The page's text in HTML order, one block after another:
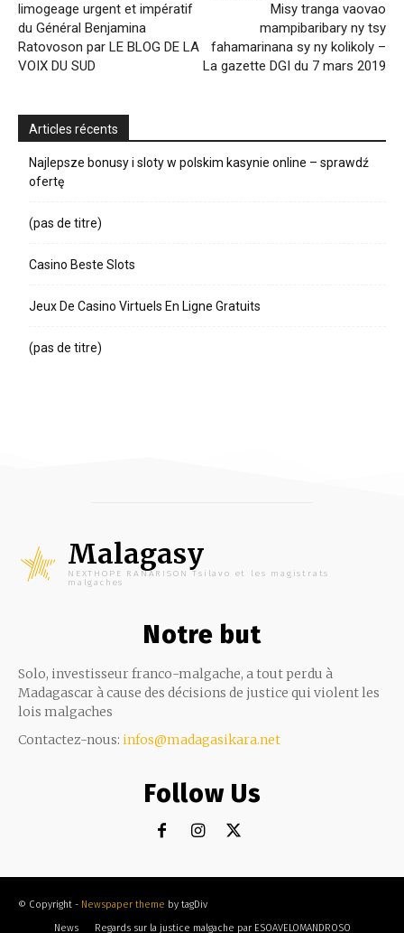
limogeage urgent et impératif
du Général Benjamina
Ratovoson par LE BLOG DE LA
VOIX DU SUD
Misy tranga vaovao
mampibaribary ny tsy
fahamarinana sy ny kolikoly –
La gazette DGI du 7 mars 2019
Articles récents
Najlepsze bonusy i sloty w polskim kasynie online – sprawdź
ofertę
(pas de titre)
Casino Beste Slots
Jeux De Casino Virtuels En Ligne Gratuits
(pas de titre)
Malagasy
NEXTHOPE RANARISON Tsilavo et les magistrats
malgaches
Notre but
Solo, investisseur franco-malgache, a tout perdu à
Madagascar à cause des décisions de justice qui violent les
lois malgaches
Contactez-nous: infos@madagasikara.net
Follow Us
© Copyright - Newspaper theme by tagDiv
News
Regards sur la justice malgache par ESOAVELOMANDROSO